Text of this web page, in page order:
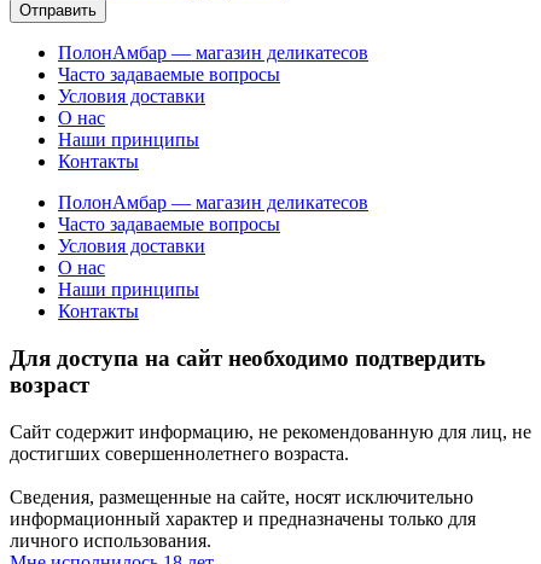
Отправить
ПолонАмбар — магазин деликатесов
Часто задаваемые вопросы
Условия доставки
О нас
Наши принципы
Контакты
ПолонАмбар — магазин деликатесов
Часто задаваемые вопросы
Условия доставки
О нас
Наши принципы
Контакты
Для доступа на сайт необходимо подтвердить
возраст
Сайт содержит информацию, не рекомендованную для лиц, не
достигших совершеннолетнего возраста.
Сведения, размещенные на сайте, носят исключительно
информационный характер и предназначены только для
личного использования.